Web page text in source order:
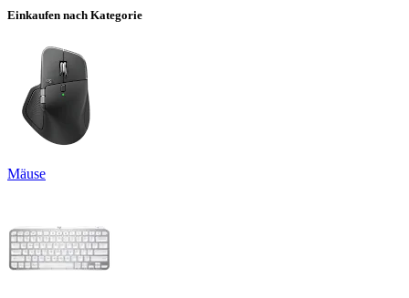
Einkaufen nach Kategorie
Mäuse